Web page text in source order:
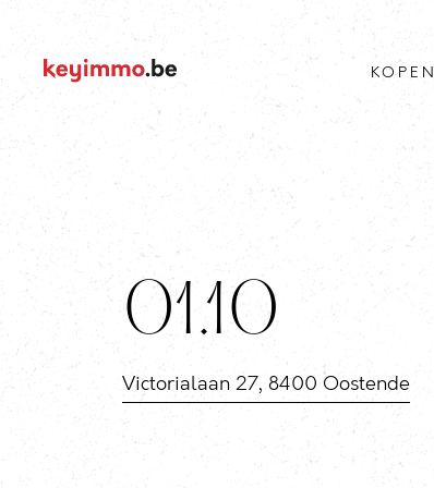
KOPEN
01.10
Victorialaan 27, 8400 Oostende